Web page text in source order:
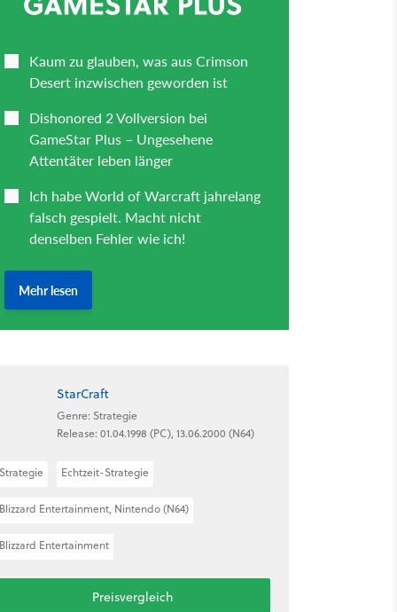
StarCraft
Genre: Strategie
Release: 01.04.1998 (PC), 13.06.2000 (N64)
Echtzeit-Strategie
Entertainment, Nintendo (N64)
Entertainment
Preisvergleich